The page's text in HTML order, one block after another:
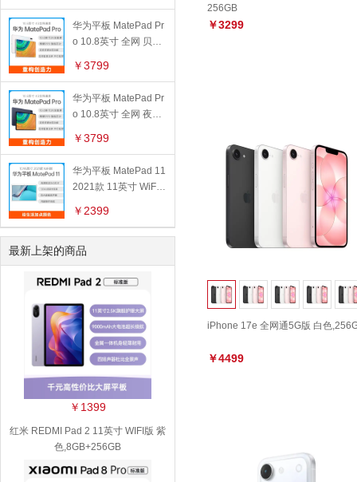
华为平板 MatePad Pr
o 10.8英寸 全网 贝母
￥3799
华为平板 MatePad Pr
o 10.8英寸 全网 夜阑
￥3799
华为平板 MatePad 11
2021款 11英寸 WiFi
￥2399
最新上架的商品
￥1399
红米 REDMI Pad 2 11英寸 WIFI版 紫
色,8GB+256GB
256GB
￥3299
iPhone 17e 全网通5G版 白色
￥4499